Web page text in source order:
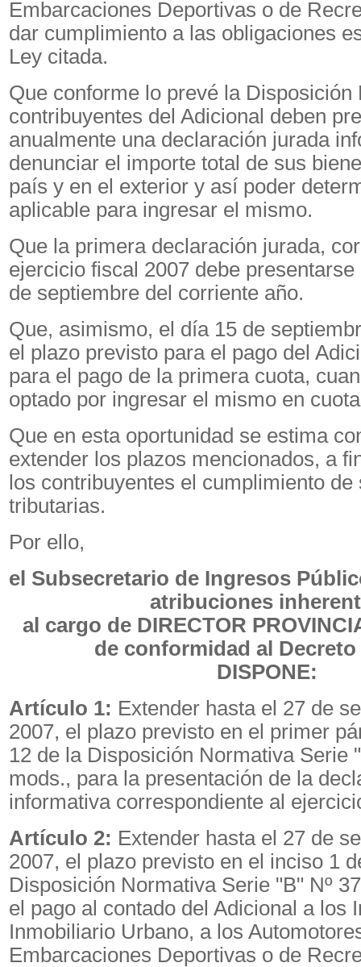
Embarcaciones Deportivas o de
dar cumplimiento a las obligaciones
Ley citada.
Que conforme lo prevé la Disposición
contribuyentes del Adicional deben
anualmente una declaración jurada
denunciar el importe total de sus
país y en el exterior y así poder
aplicable para ingresar el mismo.
Que la primera declaración jurada,
ejercicio fiscal 2007 debe
de septiembre del corriente año.
Que, asimismo, el día 15 de
el plazo previsto para el pago del
para el pago de la primera cuota,
optado por ingresar el mismo en
Que en esta oportunidad se estima
extender los plazos mencionados, a
los contribuyentes el cumplimiento
tributarias.
Por ello,
el Subsecretario de Ingresos
atribuciones
al cargo de DIRECTOR
de conformidad al Decreto
DISPONE:
Artículo 1: Extender hasta el 27 de
2007, el plazo previsto en el primer
12 de la Disposición Normativa Serie
mods., para la presentación de la
informativa correspondiente al
Artículo 2: Extender hasta el 27 de
2007, el plazo previsto en el inciso 1
Disposición Normativa Serie "B" Nº
el pago al contado del Adicional a los
Inmobiliario Urbano, a los
Embarcaciones Deportivas o de